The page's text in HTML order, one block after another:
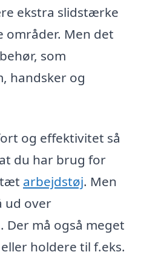
ekstra slidstærke
områder. Men det
som
handsker og
og effektivitet så
du har brug for
arbejdstøj. Men
ud over
må også meget
holdere til f.eks.